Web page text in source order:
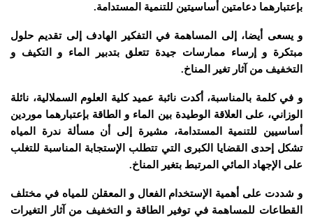
بإعتبارهما دعامتين أساسيتين للتنمية المستدامة.
و يسعى أيضا، إلى المساهمة في التفكير الهادف إلى تقديم حلول
مبتكرة و إرساء ممارسات جيدة تتعلق بتدبير الماء و التكيف و
التخفيف من آثار تغير المناخ.
و في كلمة بالمناسبة، أكدت نائبة عميد كلية العلوم السملالية، نائلة
الوزاني، على العلاقة الوطيدة بين الماء و الطاقة بإعتبارهما موردين
أساسيين للتنمية المستدامة، مشيرة إلى أن مسألة ندرة المياه
تشكل إحدى القضايا الكبرى التي تتطلب الإستجابة المناسبة للتغلب
على الإجهاد المائي المرتبط بتغير المناخ.
و شددت على أهمية الإستخدام الفعال و المعقلن للمياه في مختلف
القطاعات للمساهمة في توفير الطاقة و التخفيف من آثار التغيرات